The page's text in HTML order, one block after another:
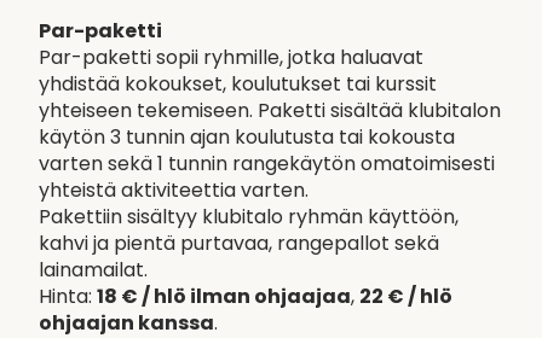
Par-paketti
Par-paketti sopii ryhmille, jotka haluavat
yhdistää kokoukset, koulutukset tai kurssit
yhteiseen tekemiseen. Paketti sisältää klubitalon
käytön 3 tunnin ajan koulutusta tai kokousta
varten sekä 1 tunnin rangekäytön omatoimisesti
yhteistä aktiviteettia varten.
Pakettiin sisältyy klubitalo ryhmän käyttöön,
kahvi ja pientä purtavaa, rangepallot sekä
lainamailat.
Hinta: 18 € / hlö ilman ohjaajaa, 22 € / hlö
ohjaajan kanssa.